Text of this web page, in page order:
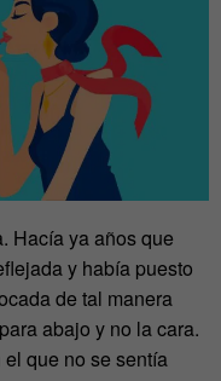
Hacía ya años que
y había puesto
de tal manera
abajo y no la cara.
que no se sentía